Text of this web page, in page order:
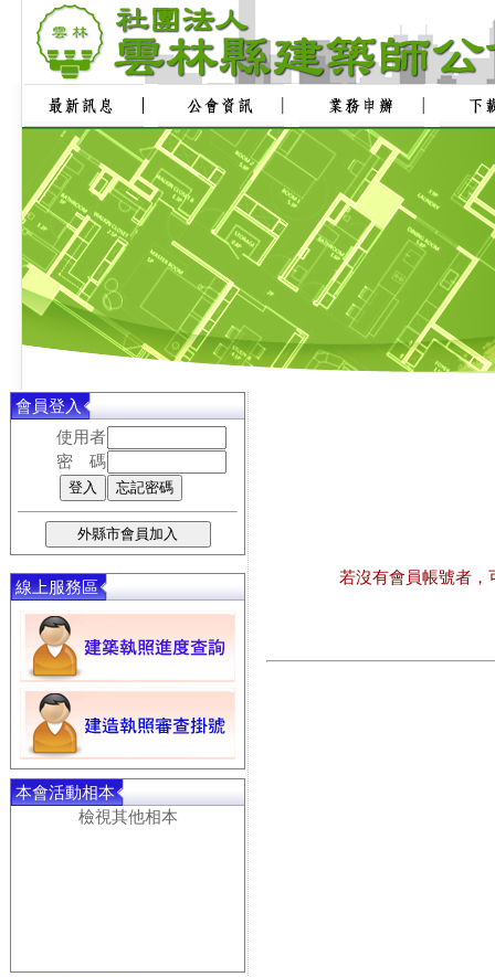
會員登入
使用者
密 碼
線上服務區
本會活動相本
檢視其他相本
若沒有會員帳號者